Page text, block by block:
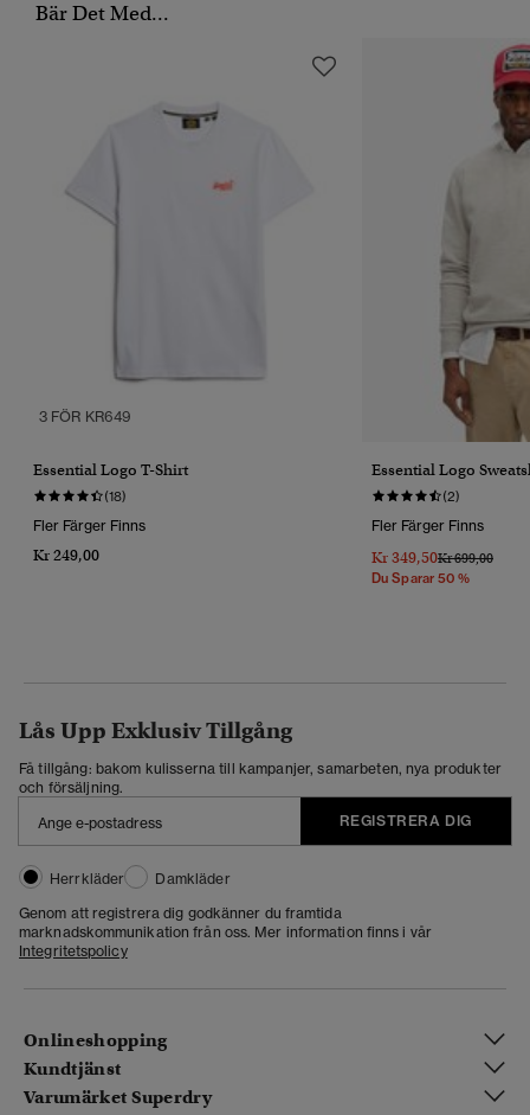
Bär Det Med...
3 FÖR KR649
Essential Logo T-Shirt
(18)
Fler Färger Finns
Kr 249,00
Essential Logo
(2)
Fler Färger Finns
Kr 349,50Pris Reducerat
Kr 699,00Till
Du Sparar 50 %
Lås Upp Exklusiv Tillgång
Få tillgång: bakom kulisserna till kampanjer, samarbeten, nya produkter
och försäljning.
REGISTRERA DIG
Herrkläder
Damkläder
Genom att registrera dig godkänner du framtida
marknadskommunikation från oss. Mer information finns i vår
Integritetspolicy
Onlineshopping
Kundtjänst
Varumärket Superdry